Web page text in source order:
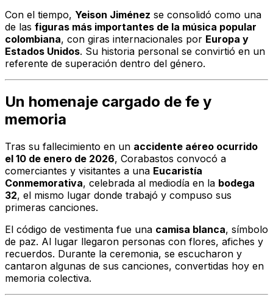
Con el tiempo, Yeison Jiménez se consolidó como una
de las figuras más importantes de la música popular
colombiana, con giras internacionales por Europa y
Estados Unidos. Su historia personal se convirtió en un
referente de superación dentro del género.
Un homenaje cargado de fe y
memoria
Tras su fallecimiento en un accidente aéreo ocurrido
el 10 de enero de 2026, Corabastos convocó a
comerciantes y visitantes a una Eucaristía
Conmemorativa, celebrada al mediodía en la bodega
32, el mismo lugar donde trabajó y compuso sus
primeras canciones.
El código de vestimenta fue una camisa blanca, símbolo
de paz. Al lugar llegaron personas con flores, afiches y
recuerdos. Durante la ceremonia, se escucharon y
cantaron algunas de sus canciones, convertidas hoy en
memoria colectiva.